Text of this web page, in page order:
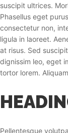
suscipit ultrices.
Phasellus eget
consectetur non,
ligula in laoreet.
at risus. Sed
dignissim leo, eget
tortor lorem.
Pellentesque